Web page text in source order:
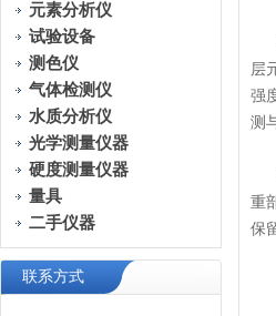
元素分析仪
试验设备
测色仪
气体检测仪
水质分析仪
光学测量仪器
硬度测量仪器
量具
二手仪器
联系方式
X
层
强
测
重
保